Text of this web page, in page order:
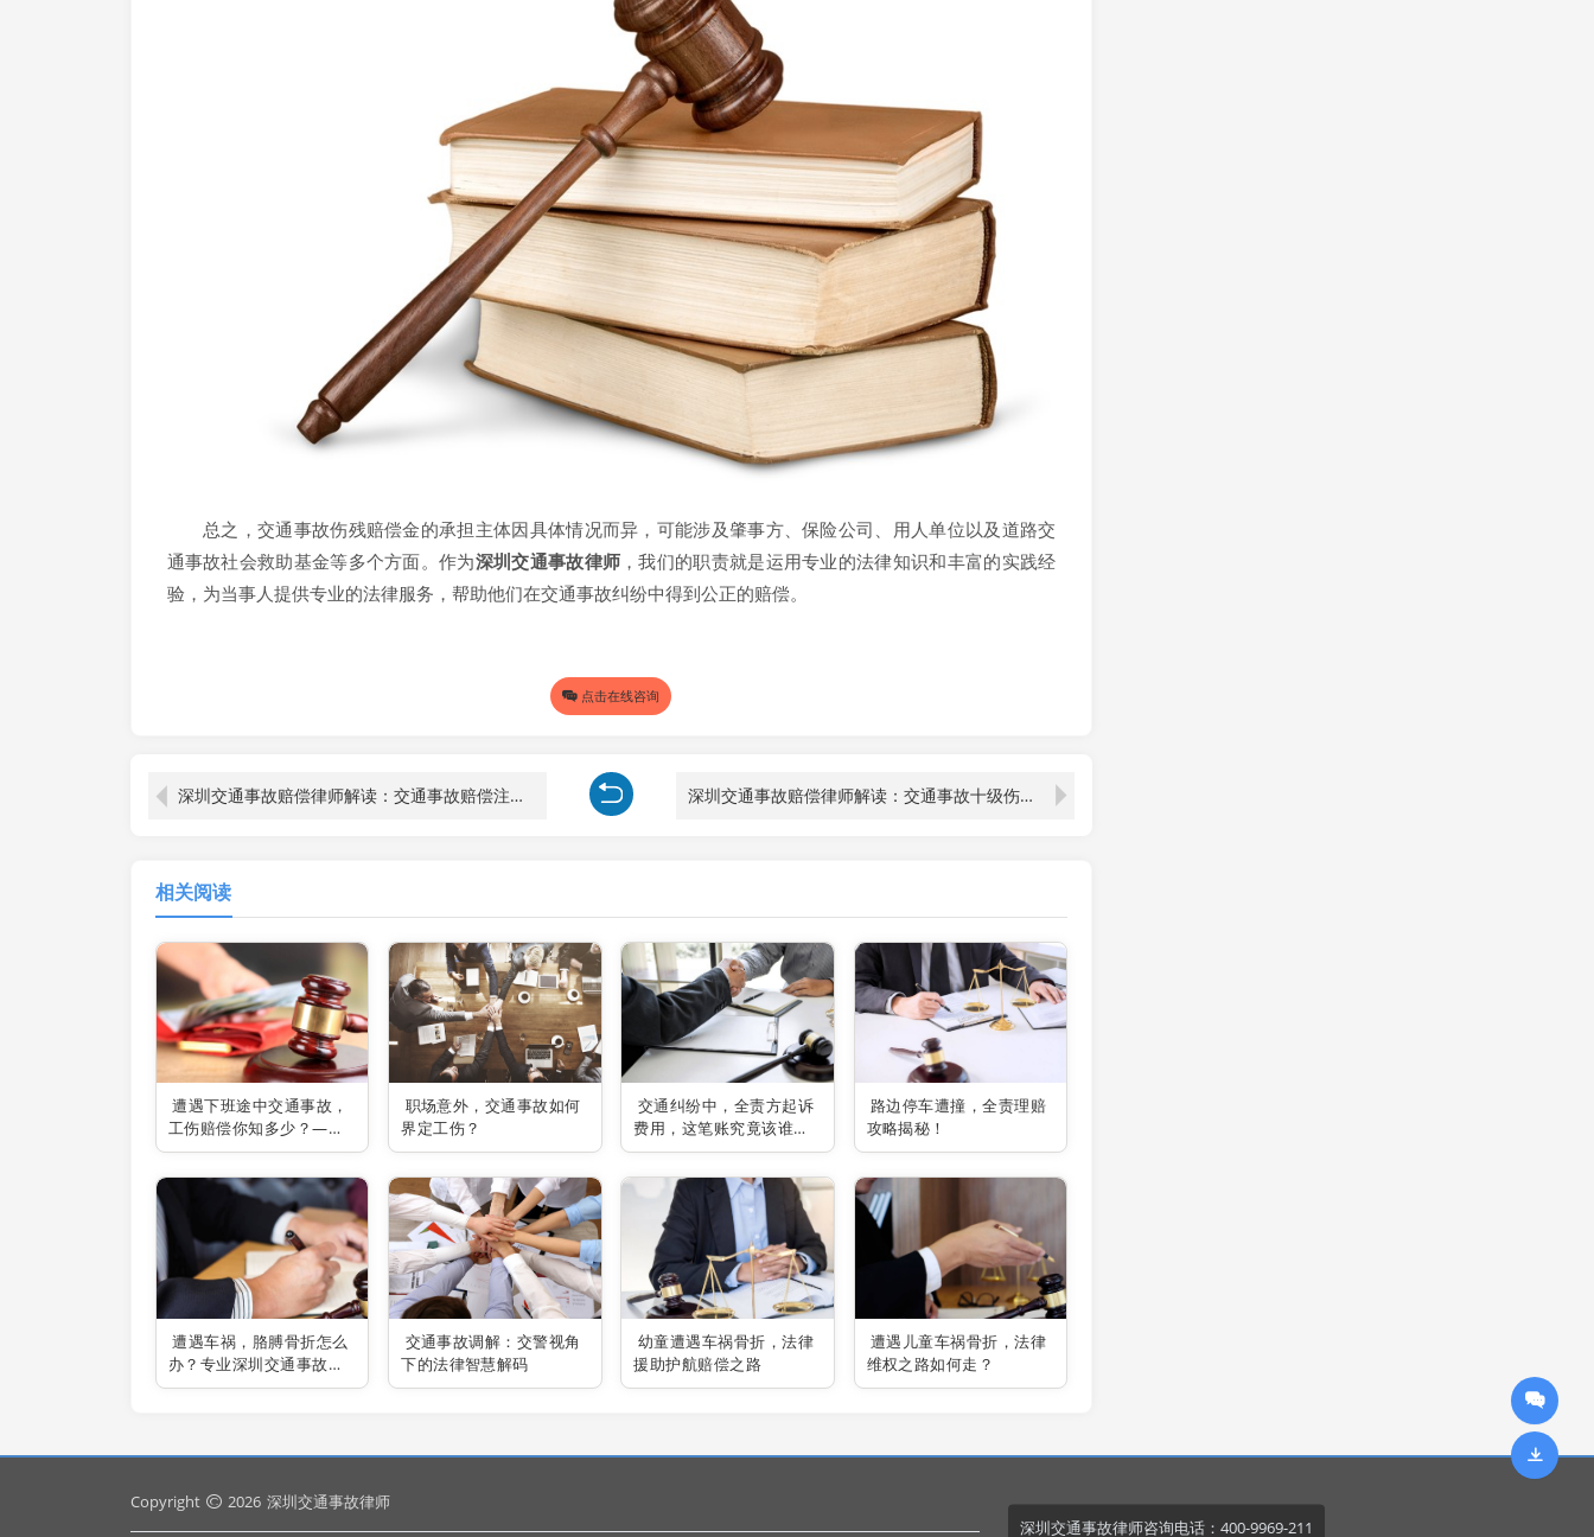
总之，交通事故伤残赔偿金的承担主体因具体情况而异，可能涉及肇事方、保险公司、用人单位以及道路交
通事故社会救助基金等多个方面。作为深圳交通事故律师 ，我们的职责就是运用专业的法律知识和丰富的实践经
验，为当事人提供专业的法律服务，帮助他们在交通事故纠纷中得到公正的赔偿。
点击在线咨询
深圳交通事故赔偿律师解读：交通事故赔偿注意事项全解析 深圳交通事故赔偿律师解读：交通事故十级伤残赔偿全解析
相关阅读
遭遇下班途中交通事故，
工伤赔偿你知多少？——
深圳交通事故律师为你解
疑答惑！
职场意外，交通事故如何
界定工伤？
交通纠纷中，全责方起诉
费用，这笔账究竟该谁买
单？
路边停车遭撞，全责理赔
攻略揭秘！
遭遇车祸，胳膊骨折怎么
办？专业深圳交通事故律
师助你维权
交通事故调解：交警视角
下的法律智慧解码
幼童遭遇车祸骨折，法律
援助护航赔偿之路
遭遇儿童车祸骨折，法律
维权之路如何走？
Copyright 2026 深圳交通事故律师
深圳交通事故律师咨询电话：400-9969-211